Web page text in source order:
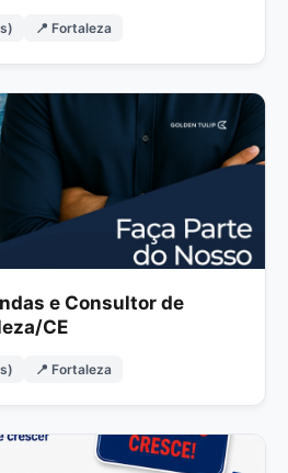
📍 Fortaleza
e Consultor de
CE
📍 Fortaleza